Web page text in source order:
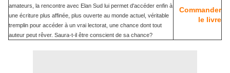
amateurs, la rencontre avec Elan Sud lui permet d'accéder enfin à
une écriture plus affinée, plus ouverte au monde actuel, véritable
tremplin pour accéder à un vrai lectorat, une chance dont tout
auteur peut rêver. Saura-t-il être conscient de sa chance?
Commander
le livre